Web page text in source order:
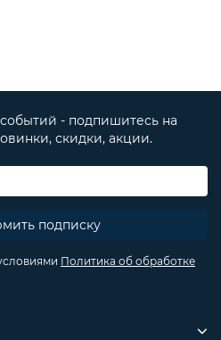
- подпишитесь на
скидки, акции.
подписку
Политика об обработке